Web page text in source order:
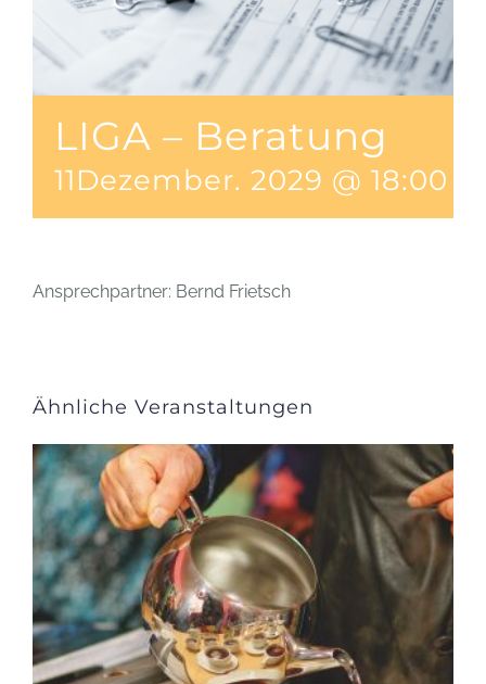
LIGA – Beratung
11Dezember. 2029 @ 18:00
Ansprechpartner: Bernd Frietsch
Ähnliche Veranstaltungen